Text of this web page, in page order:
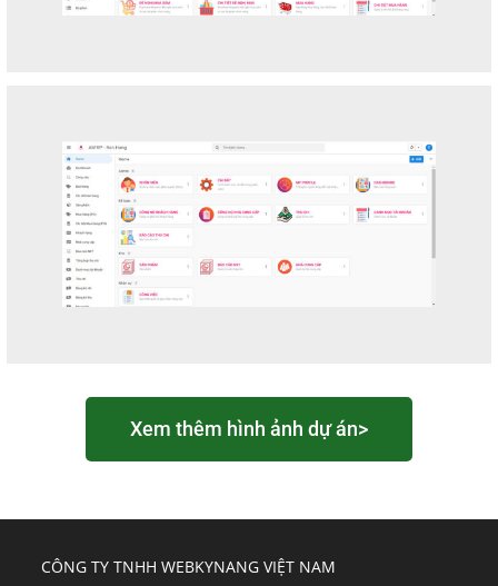
Xem thêm hình ảnh dự án>
CÔNG TY TNHH WEBKYNANG VIỆT NAM